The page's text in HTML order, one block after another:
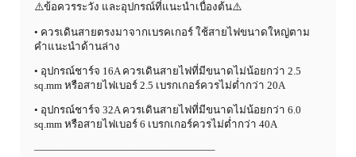
⚠️ข้อควรระวัง และอุปกรณ์ที่แนะนำเบื่องต้น⚠️
• ควรเดินสายตรงมาจากเบรคเกอร์ ใช้สายไฟขนาดใหญ่ตาม
คำแนะนำด้านล่าง
• อุปกรณ์ชาร์จ 16A ควรเดินสายไฟที่มีขนาดไม่น้อยกว่า 2.5
sq.mm หรือสายไฟเบอร์ 2.5 เบรกเกอร์ควรไม่ต่ำกว่า 20A
• อุปกรณ์ชาร์จ 32A ควรเดินสายไฟที่มีขนาดไม่น้อยกว่า 6.0
sq.mm หรือสายไฟเบอร์ 6 เบรกเกอร์ควรไม่ต่ำกว่า 40A
—————————————————–